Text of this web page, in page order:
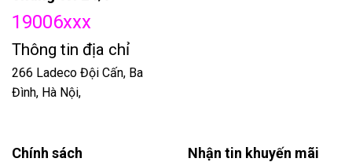
19006xxx
Thông tin địa chỉ
266 Ladeco Đội Cấn, Ba
Đình, Hà Nội,
Chính sách Nhận tin khuyến mãi